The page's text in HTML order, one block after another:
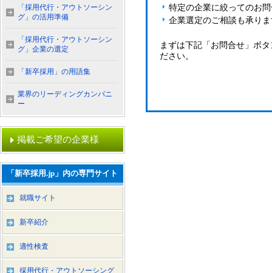
特定の企業に絞ってのお
企業選定のご相談も承り
まずは下記「お問合せ」ボ
ださい。
「採用代行・アウトソーシン
グ」の活用準備
「採用代行・アウトソーシン
グ」企業の選定
「新卒採用」の用語集
業界のリーディングカンパニ
ー
掲載ご希望の企業様
「新卒採用.jp」内の専門サイト
就職サイト
新卒紹介
適性検査
採用代行・アウトソーシング